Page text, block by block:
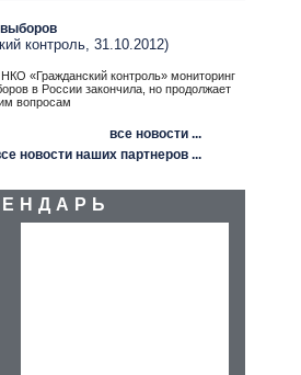
контроль, 31.10.2012)
«Гражданский контроль» мониторинг
в России закончила, но продолжает
вопросам
все новости ...
новости наших партнеров ...